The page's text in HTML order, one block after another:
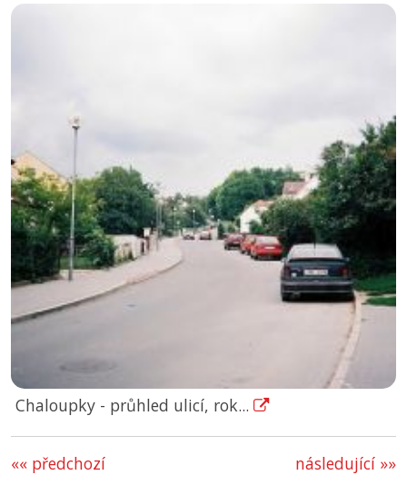
Chaloupky - průhled ulicí, rok...
«« předchozí následující »»